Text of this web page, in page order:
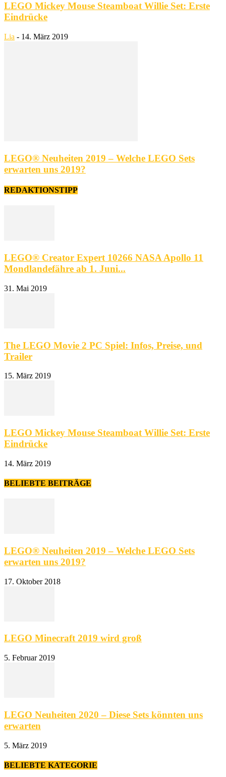
LEGO Mickey Mouse Steamboat Willie Set: Erste
Eindrücke
Lia - 14. März 2019
LEGO® Neuheiten 2019 – Welche LEGO Sets
erwarten uns 2019?
REDAKTIONSTIPP
LEGO® Creator Expert 10266 NASA Apollo 11
Mondlandefähre ab 1. Juni...
31. Mai 2019
The LEGO Movie 2 PC Spiel: Infos, Preise, und
Trailer
15. März 2019
LEGO Mickey Mouse Steamboat Willie Set: Erste
Eindrücke
14. März 2019
BELIEBTE BEITRÄGE
LEGO® Neuheiten 2019 – Welche LEGO Sets
erwarten uns 2019?
17. Oktober 2018
LEGO Minecraft 2019 wird groß
5. Februar 2019
LEGO Neuheiten 2020 – Diese Sets könnten uns
erwarten
5. März 2019
BELIEBTE KATEGORIE